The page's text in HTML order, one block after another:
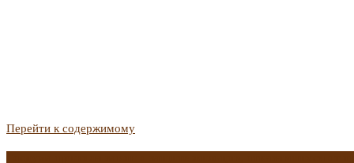
Перейти к содержимому